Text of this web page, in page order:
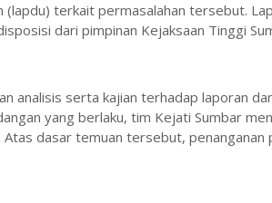
(lapdu) terkait permasalahan tersebut.
dari pimpinan Kejaksaan Tinggi
analisis serta kajian terhadap laporan
yang berlaku, tim Kejati Sumbar
Atas dasar temuan tersebut, penanganan